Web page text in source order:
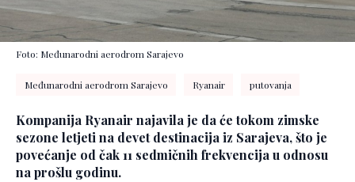
Foto: Međunarodni aerodrom Sarajevo
Međunarodni aerodrom Sarajevo Ryanair putovanja
Kompanija Ryanair najavila je da će tokom zimske
sezone letjeti na devet destinacija iz Sarajeva, što je
povećanje od čak 11 sedmičnih frekvencija u odnosu
na prošlu godinu.